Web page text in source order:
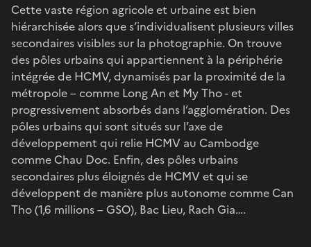
Cette vaste région agricole et urbaine est bien
hiérarchisée alors que s’individualisent plusieurs villes
secondaires visibles sur la photographie. On trouve
des pôles urbains qui appartiennent à la périphérie
intégrée de HCMV, dynamisés par la proximité de la
métropole – comme Long An et My Tho - et
progressivement absorbés dans l’agglomération. Des
pôles urbains qui sont situés sur l’axe de
développement qui relie HCMV au Cambodge
comme Chau Doc. Enfin, des pôles urbains
secondaires plus éloignés de HCMV et qui se
développent de manière plus autonome comme Can
Tho (1,6 millions – GSO), Bac Lieu, Rach Gia….